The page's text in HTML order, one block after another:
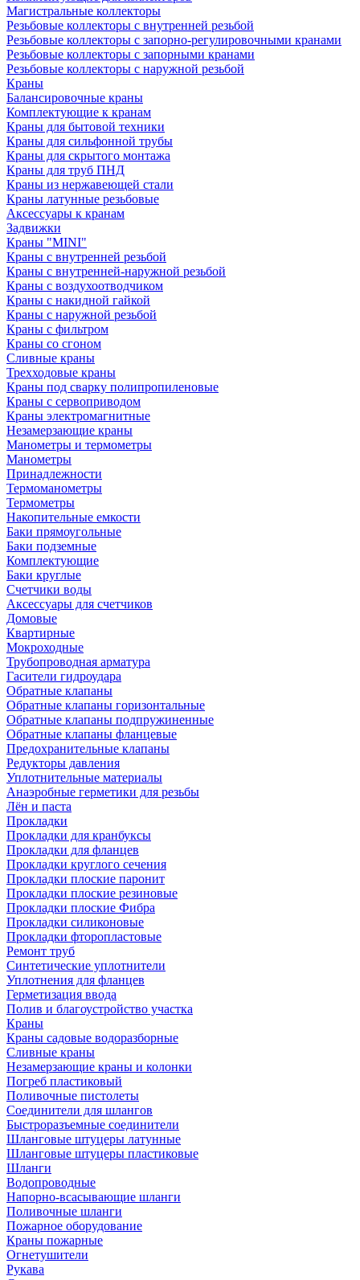
Магистральные коллекторы
Резьбовые коллекторы с внутренней резьбой
Резьбовые коллекторы с запорно-регулировочными кранами
Резьбовые коллекторы с запорными кранами
Резьбовые коллекторы с наружной резьбой
Краны
Балансировочные краны
Комплектующие к кранам
Краны для бытовой техники
Краны для сильфонной трубы
Краны для скрытого монтажа
Краны для труб ПНД
Краны из нержавеющей стали
Краны латунные резьбовые
Аксессуары к кранам
Задвижки
Краны "MINI"
Краны с внутренней резьбой
Краны с внутренней-наружной резьбой
Краны с воздухоотводчиком
Краны с накидной гайкой
Краны с наружной резьбой
Краны с фильтром
Краны со сгоном
Сливные краны
Трехходовые краны
Краны под сварку полипропиленовые
Краны с сервоприводом
Краны электромагнитные
Незамерзающие краны
Манометры и термометры
Манометры
Принадлежности
Термоманометры
Термометры
Накопительные емкости
Баки прямоугольные
Баки подземные
Комплектующие
Баки круглые
Счетчики воды
Аксессуары для счетчиков
Домовые
Квартирные
Мокроходные
Трубопроводная арматура
Гасители гидроудара
Обратные клапаны
Обратные клапаны горизонтальные
Обратные клапаны подпружиненные
Обратные клапаны фланцевые
Предохранительные клапаны
Редукторы давления
Уплотнительные материалы
Анаэробные герметики для резьбы
Лён и паста
Прокладки
Прокладки для кранбуксы
Прокладки для фланцев
Прокладки круглого сечения
Прокладки плоские паронит
Прокладки плоские резиновые
Прокладки плоские Фибра
Прокладки силиконовые
Прокладки фторопластовые
Ремонт труб
Синтетические уплотнители
Уплотнения для фланцев
Герметизация ввода
Полив и благоустройство участка
Краны
Краны садовые водоразборные
Сливные краны
Незамерзающие краны и колонки
Погреб пластиковый
Поливочные пистолеты
Соединители для шлангов
Быстроразъемные соединители
Шланговые штуцеры латунные
Шланговые штуцеры пластиковые
Шланги
Водопроводные
Напорно-всасывающие шланги
Поливочные шланги
Пожарное оборудование
Краны пожарные
Огнетушители
Рукава